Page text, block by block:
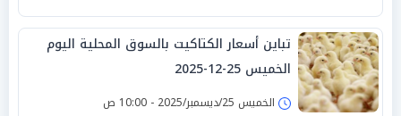
تباين أسعار الكتاكيت بالسوق المحلية اليوم
الخميس 25-12-2025
الخميس 25/ديسمبر/2025 - 10:00 ص